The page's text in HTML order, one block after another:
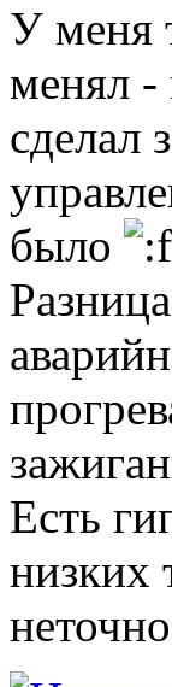
У меня
менял -
сделал
было
Есть
низких
неточно